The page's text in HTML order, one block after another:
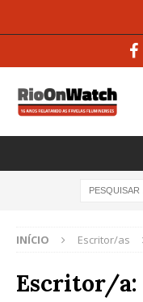
INÍCIO Escritor/as
Escritor/a: